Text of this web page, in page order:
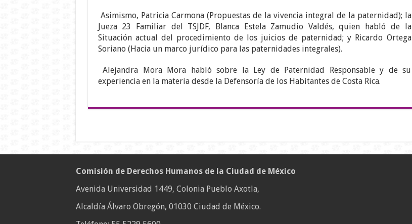
Asimismo, Patricia Carmona (Propuestas de la vivencia integral de la paternidad); la
Jueza 23 Familiar del TSJDF, Blanca Estela Zamudio Valdés, quien habló de la
Situación actual del procedimiento de los juicios de paternidad; y Ricardo Ortega
Soriano (Hacia un marco jurídico para las paternidades integrales).
Alejandra Mora Mora habló sobre la Ley de Paternidad Responsable y de su
experiencia en la materia desde la Defensoría de los Habitantes de Costa Rica.
Comisión de Derechos Humanos de la Ciudad de México
Avenida Universidad 1449, Colonia Pueblo Axotla,
Alcaldía Álvaro Obregón, 01030 Ciudad de México.